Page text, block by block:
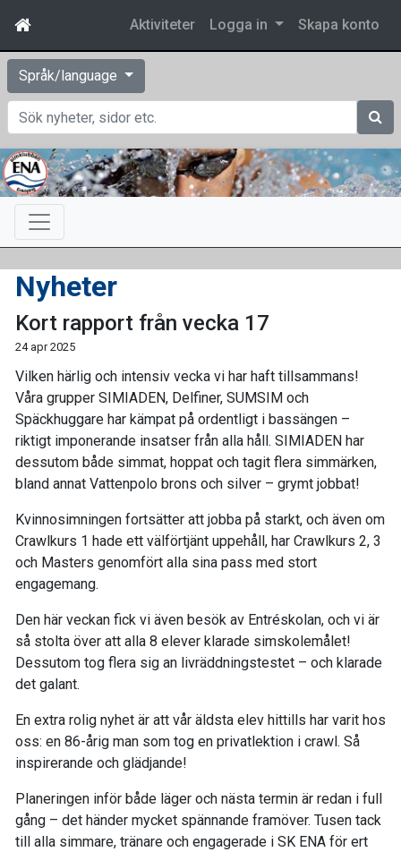
Aktiviteter Logga in Skapa konto
Språk/language
Sök
Nyheter
Kort rapport från vecka 17
24 apr 2025
Vilken härlig och intensiv vecka vi har haft tillsammans!
Våra grupper SIMIADEN, Delfiner, SUMSIM och
Späckhuggare har kämpat på ordentligt i bassängen –
riktigt imponerande insatser från alla håll. SIMIADEN har
dessutom både simmat, hoppat och tagit flera simmärken,
bland annat Vattenpolo brons och silver – grymt jobbat!
Kvinnosimningen fortsätter att jobba på starkt, och även om
Crawlkurs 1 hade ett välförtjänt uppehåll, har Crawlkurs 2, 3
och Masters genomfört alla sina pass med stort
engagemang.
Den här veckan fick vi även besök av Entréskolan, och vi är
så stolta över att alla 8 elever klarade simskolemålet!
Dessutom tog flera sig an livräddningstestet – och klarade
det galant.
En extra rolig nyhet är att vår äldsta elev hittills har varit hos
oss: en 86-årig man som tog en privatlektion i crawl. Så
inspirerande och glädjande!
Planeringen inför både läger och nästa termin är redan i full
gång – det händer mycket spännande framöver. Tusen tack
till alla simmare, tränare och engagerade i SK ENA för ert